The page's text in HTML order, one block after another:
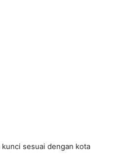
kunci sesuai dengan kota